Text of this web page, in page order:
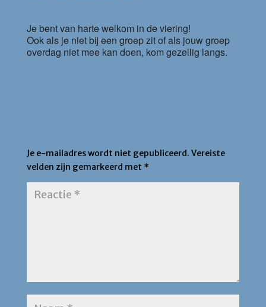
Je bent van harte welkom in de viering!
Ook als je niet bij een groep zit of als jouw groep
overdag niet mee kan doen, kom gezellig langs.
Je e-mailadres wordt niet gepubliceerd. Vereiste
velden zijn gemarkeerd met *